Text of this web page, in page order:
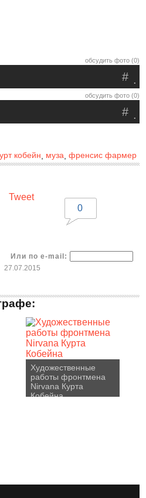
обсудить фото (0)
.
#
обсудить фото (0)
.
#
кобейн муза, френсис фармер
Tweet
0
Или по e-mail:
27.07.2015
Художественные
работы фронтмена
Nirvana Курта
Кобейна